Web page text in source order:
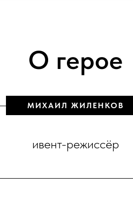
О герое
МИХАИЛ ЖИЛЕНКОВ
ивент-режиссёр